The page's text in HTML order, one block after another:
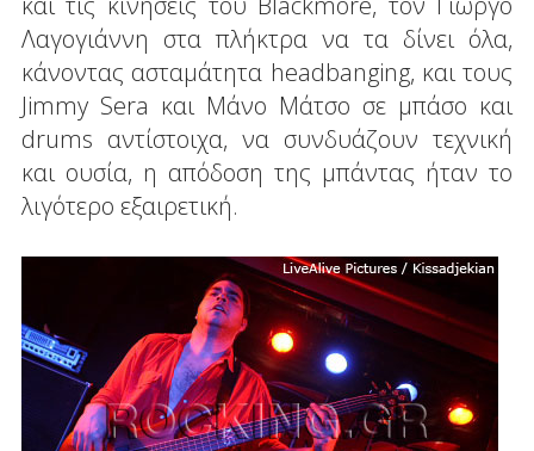
Λαγογιάννη στα πλήκτρα να τα δίνει όλα,
κάνοντας ασταμάτητα headbanging, και τους
Jimmy Sera και Μάνο Μάτσο σε μπάσο και
drums αντίστοιχα, να συνδυάζουν τεχνική
και ουσία, η απόδοση της μπάντας ήταν το
λιγότερο εξαιρετική.